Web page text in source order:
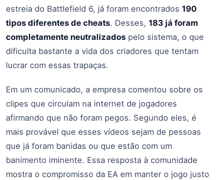
estreia do Battlefield 6, já foram encontrados 190
tipos diferentes de cheats. Desses, 183 já foram
completamente neutralizados pelo sistema, o que
dificulta bastante a vida dos criadores que tentam
lucrar com essas trapaças.
Em um comunicado, a empresa comentou sobre os
clipes que circulam na internet de jogadores
afirmando que não foram pegos. Segundo eles, é
mais provável que esses vídeos sejam de pessoas
que já foram banidas ou que estão com um
banimento iminente. Essa resposta à comunidade
mostra o compromisso da EA em manter o jogo justo